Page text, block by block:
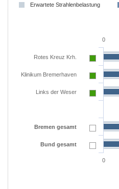
Erwartete Strahlenbelastung
Rotes Kreuz Krh.
Klinikum Bremerhaven
Links der Weser
Bremen gesamt
Bund gesamt
0
0